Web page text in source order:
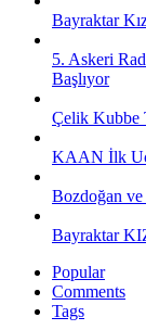
Bayraktar
5. Askeri
Başlıyor
Çelik Kubbe
KAAN İlk
Bozdoğan
Bayraktar
Popular
Comments
Tags